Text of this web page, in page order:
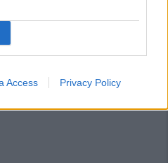
Access Privacy Policy